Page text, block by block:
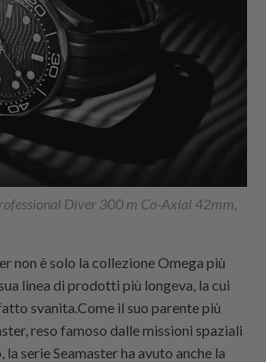
Diver 300 m Co-Axial 42mm,
non è solo la collezione Omega più
linea di prodotti più longeva, la cui
svanita.Come il suo parente più
reso famoso dalle missioni spaziali
serie Seamaster ha avuto anche la